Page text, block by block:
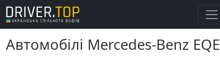
Автомобілі Mercedes-Benz EQE